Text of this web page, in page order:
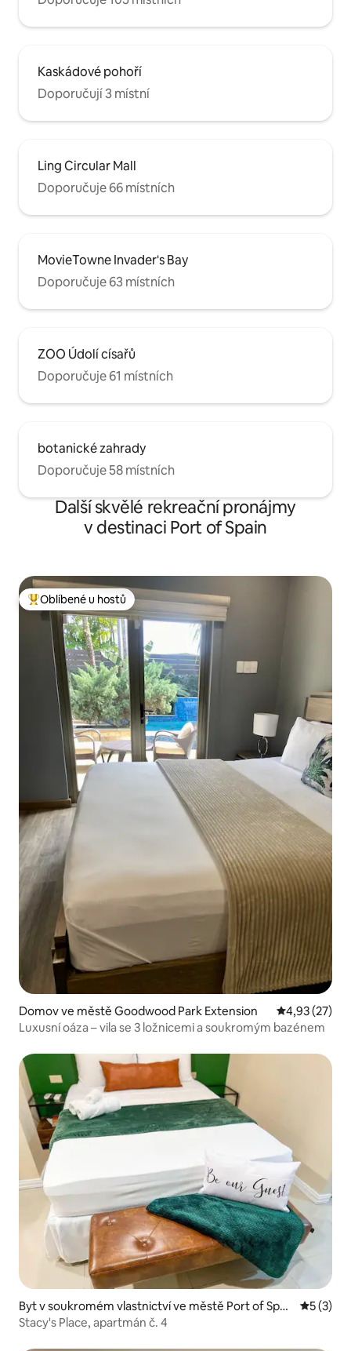
Kaskádové pohoří
Doporučují 3 místní
Ling Circular Mall
Doporučuje 66 místních
MovieTowne Invader's Bay
Doporučuje 63 místních
ZOO Údolí císařů
Doporučuje 61 místních
botanické zahrady
Doporučuje 58 místních
Další skvělé rekreační pronájmy
v destinaci Port of Spain
Nejlepší v kategorii Oblíbené u hostů
Oblíbené u hostů
Domov ve městě Goodwood Park Extension Průměrné
4,93 (27)
Luxusní oáza – vila se 3 ložnicemi a soukromým bazénem
Byt v soukromém vlastnictví ve městě Port of Spai
n
5 (3)
Stacy's Place, apartmán č. 4